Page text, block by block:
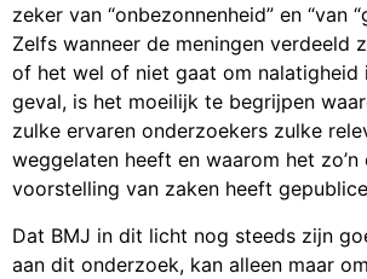
zeker van “onbezonnenheid” en “van
Zelfs wanneer de meningen verdeeld
of het wel of niet gaat om nalatigheid
geval, is het moeilijk te begrijpen
zulke ervaren onderzoekers zulke
weggelaten heeft en waarom het zo’n
voorstelling van zaken heeft
Dat BMJ in dit licht nog steeds zijn
aan dit onderzoek, kan alleen maar